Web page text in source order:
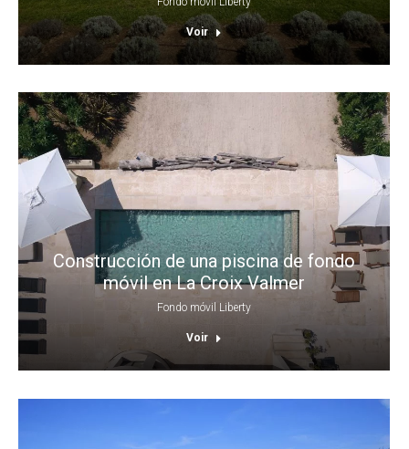
Voir
Construcción de una piscina de fondo
móvil en La Croix Valmer
Fondo móvil Liberty
Voir